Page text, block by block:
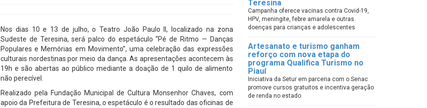
Nos dias 10 e 13 de julho, o Teatro João Paulo II, localizado na zona
Sudeste de Teresina, será palco do espetáculo “Pé de Ritmo — Danças
Populares e Memórias em Movimento”, uma celebração das expressões
culturais nordestinas por meio da dança. As apresentações acontecem às
19h e são abertas ao público mediante a doação de 1 quilo de alimento
não perecível.
Realizado pela Fundação Municipal de Cultura Monsenhor Chaves, com
apoio da Prefeitura de Teresina, o espetáculo é o resultado das oficinas de
Teresina
Campanha oferece vacinas contra Covid-19,
HPV, meningite, febre amarela e outras
doenças para crianças e adolescentes
Artesanato e turismo ganham
reforço com nova etapa do
programa Qualifica Turismo no
Piauí
Iniciativa da Setur em parceria com o Senac
promove cursos gratuitos e incentiva geração
de renda no estado